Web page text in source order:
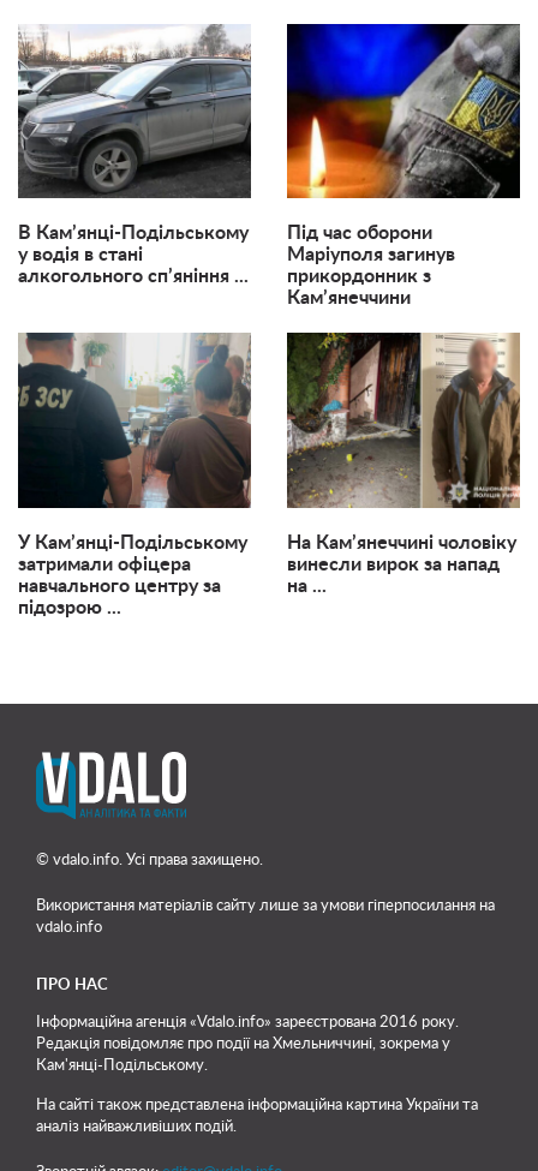
В Кам’янці-Подільському
у водія в стані
алкогольного сп’яніння ...
Під час оборони
Маріуполя загинув
прикордонник з
Кам’янеччини
У Кам’янці-Подільському
затримали офіцера
навчального центру за
підозрою ...
На Кам’янеччині чоловіку
винесли вирок за напад
на ...
© vdalo.info. Усі права захищено.
Використання матеріалів сайту лише за умови гіперпосилання на
vdalo.info
ПРО НАС
Інформаційна агенція «Vdalo.info» зареєстрована 2016 року.
Редакція повідомляє про події на Хмельниччині, зокрема у
Кам'янці-Подільському.
На сайті також представлена інформаційна картина України та
аналіз найважливіших подій.